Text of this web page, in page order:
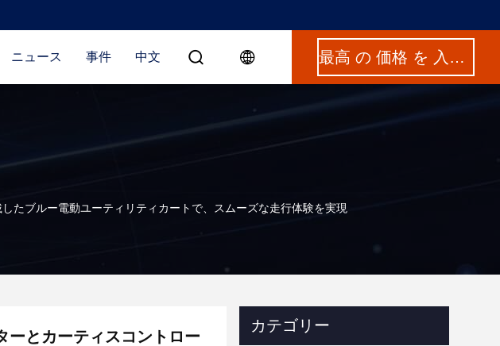
ニュース 事件 中文 最高 の 価格 を 入手 する
たブルー電動ユーティリティカートで、スムーズな走行体験を実現
ーとカーティスコントロー
カテゴリー